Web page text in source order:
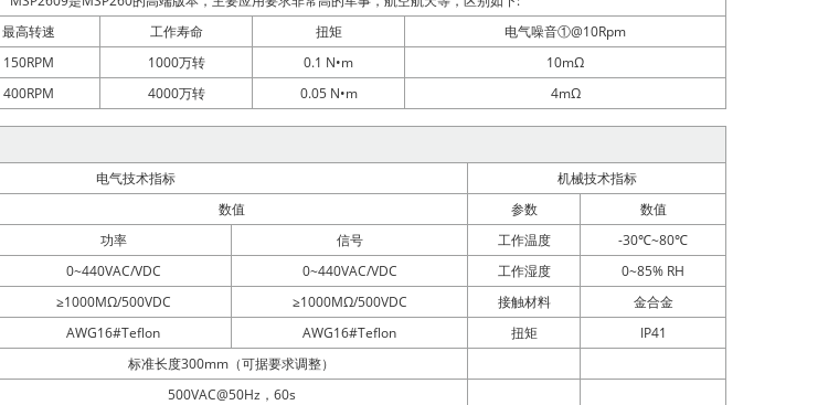
最高转速 工作寿命 扭矩
电气噪音①@10Rpm
150RPM 1000万转 0.1 N•m
10mΩ
400RPM 4000万转 0.05 N•m 4mΩ
电气技术指标
机械技术指标
数值 参数
数值
功率
信号 工作温度
-30℃~80℃
0~440VAC/VDC 0~440VAC/VDC 工作湿度
0~85% RH
≥1000MΩ/500VDC ≥1000MΩ/500VDC 接触材料
金合金
AWG16#Teflon AWG16#Teflon 扭矩
IP41
标准长度300mm（可据要求调整）
500VAC@50Hz，60s